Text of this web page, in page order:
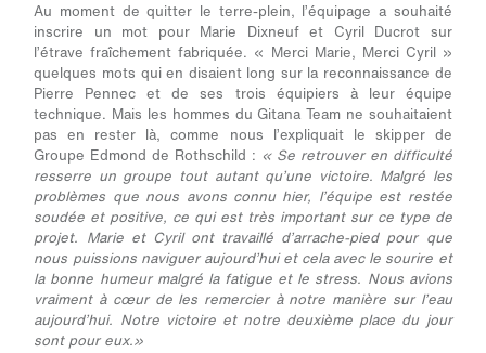
Au moment de quitter le terre-plein, l’équipage a souhaité
inscrire un mot pour Marie Dixneuf et Cyril Ducrot sur
l’étrave fraîchement fabriquée. « Merci Marie, Merci Cyril »
quelques mots qui en disaient long sur la reconnaissance de
Pierre Pennec et de ses trois équipiers à leur équipe
technique. Mais les hommes du Gitana Team ne souhaitaient
pas en rester là, comme nous l’expliquait le skipper de
Groupe Edmond de Rothschild : « Se retrouver en difficulté
resserre un groupe tout autant qu’une victoire. Malgré les
problèmes que nous avons connu hier, l’équipe est restée
soudée et positive, ce qui est très important sur ce type de
projet. Marie et Cyril ont travaillé d’arrache-pied pour que
nous puissions naviguer aujourd’hui et cela avec le sourire et
la bonne humeur malgré la fatigue et le stress. Nous avions
vraiment à cœur de les remercier à notre manière sur l’eau
aujourd’hui. Notre victoire et notre deuxième place du jour
sont pour eux.»